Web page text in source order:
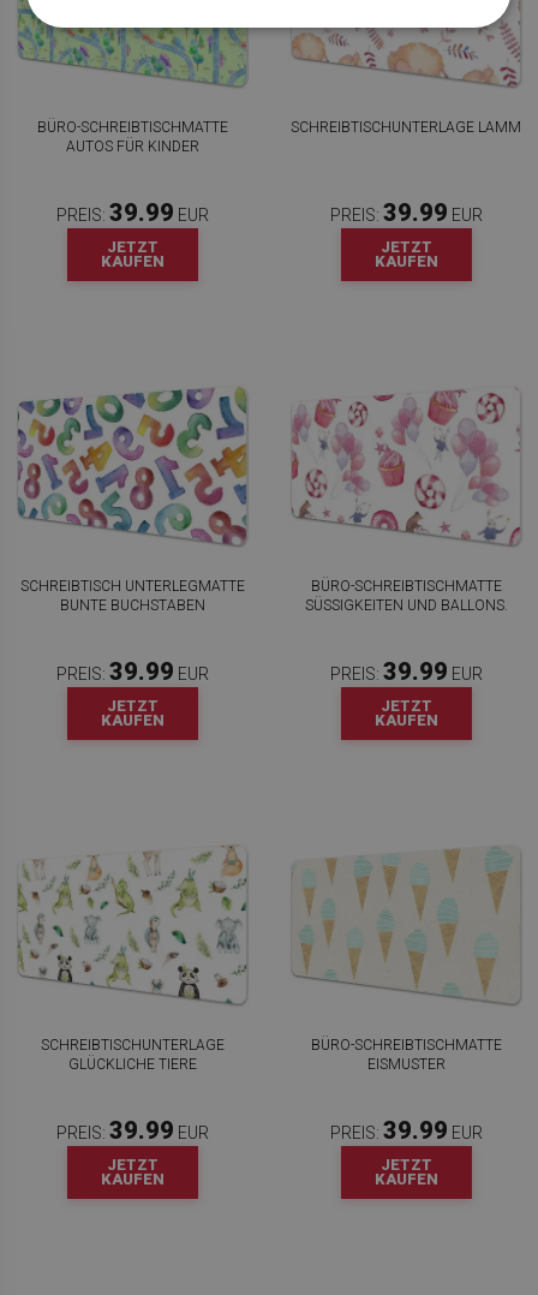
BÜRO-SCHREIBTISCHMATTE
AUTOS FÜR KINDER
PREIS: 39.99 EUR
JETZT
KAUFEN
SCHREIBTISCHUNTERLAGE LAMM
PREIS: 39.99 EUR
JETZT
KAUFEN
SCHREIBTISCH UNTERLEGMATTE
BUNTE BUCHSTABEN
PREIS: 39.99 EUR
JETZT
KAUFEN
BÜRO-SCHREIBTISCHMATTE
SÜSSIGKEITEN UND BALLONS.
PREIS: 39.99 EUR
JETZT
KAUFEN
SCHREIBTISCHUNTERLAGE
GLÜCKLICHE TIERE
PREIS: 39.99 EUR
JETZT
KAUFEN
BÜRO-SCHREIBTISCHMATTE
EISMUSTER
PREIS: 39.99 EUR
JETZT
KAUFEN